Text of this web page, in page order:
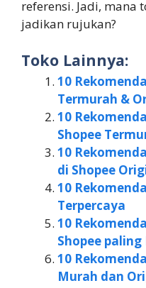
referensi. Jadi, mana
jadikan rujukan?
Toko Lainnya:
10
Termurah &
10
Shopee
10
di Shopee
10
Terpercaya
10
Shopee
10
Murah dan